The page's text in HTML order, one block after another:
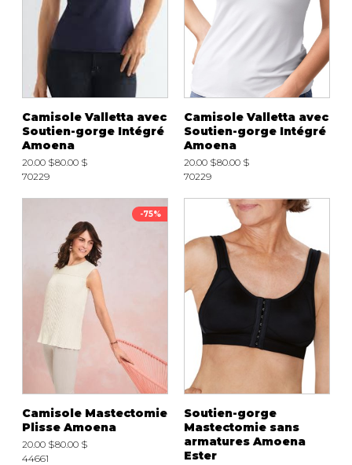
Camisole Valletta avec
Soutien-gorge Intégré
Amoena
20.00 $80.00 $
70229
Camisole Valletta avec
Soutien-gorge Intégré
Amoena
20.00 $80.00 $
70229
-75%
Camisole Mastectomie
Plisse Amoena
20.00 $80.00 $
44661
Soutien-gorge
Mastectomie sans
armatures Amoena
Ester